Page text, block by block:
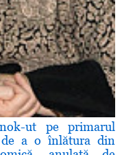
ut pe primarul
a o înlătura din